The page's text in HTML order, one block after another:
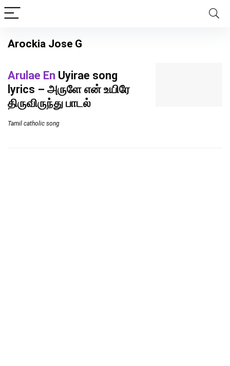
Arockia Jose G
Arulae En Uyirae song
lyrics – அருளே என் உயிரே
திருவிருந்து பாடல்
Tamil catholic song